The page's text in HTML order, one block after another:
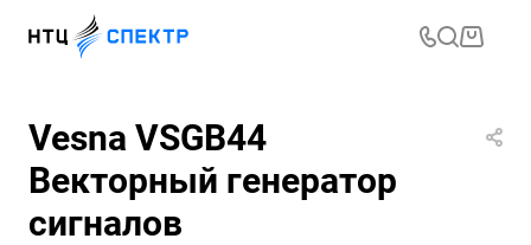
Vesna VSGB44
Векторный генератор
сигналов